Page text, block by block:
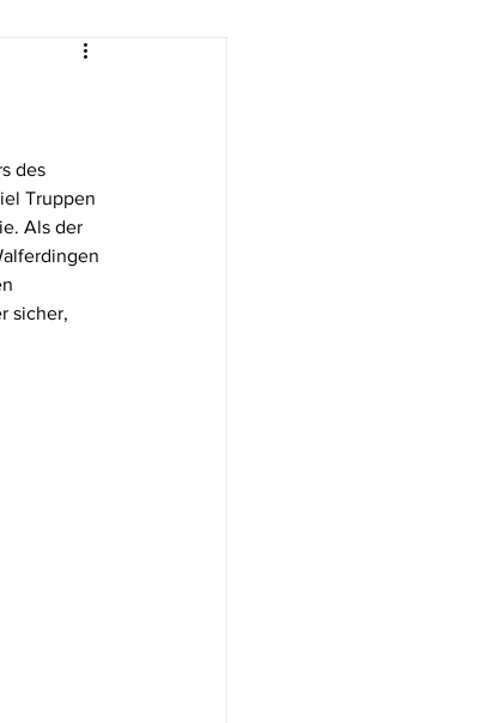
des
Truppen
Als der
sicher,